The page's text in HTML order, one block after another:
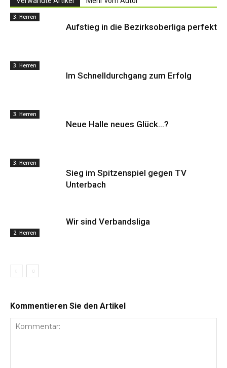
3. Herren
Aufstieg in die Bezirksoberliga perfekt
3. Herren
Im Schnelldurchgang zum Erfolg
3. Herren
Neue Halle neues Glück…?
3. Herren
Sieg im Spitzenspiel gegen TV
Unterbach
2. Herren
Wir sind Verbandsliga
Kommentieren Sie den Artikel